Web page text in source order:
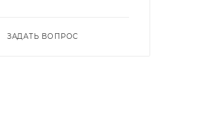
ЗАДАТЬ ВОПРОС